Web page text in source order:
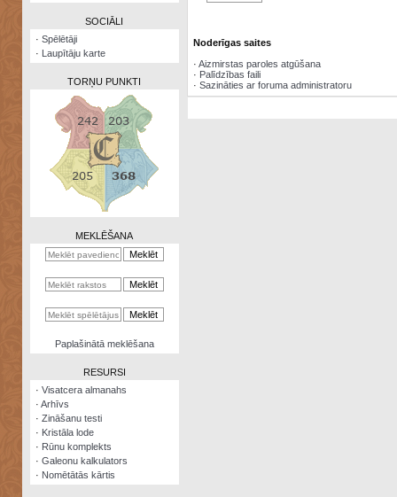
Zināšanu
kalkulators
Nomētātās
SOCIĀLI
· Spēlētāji
· Laupītāju karte
TORŅU PUNKTI
MEKLĒŠANA
Paplašinātā meklēšana
RESURSI
· Visatcera almanahs
· Arhīvs
· Zināšanu testi
· Kristāla lode
· Rūnu komplekts
· Galeonu kalkulators
· Nomētātās kārtis
Noderīgas saites
· Aizmirstas paroles atgūšana
· Palīdzības faili
· Sazināties ar foruma administratoru